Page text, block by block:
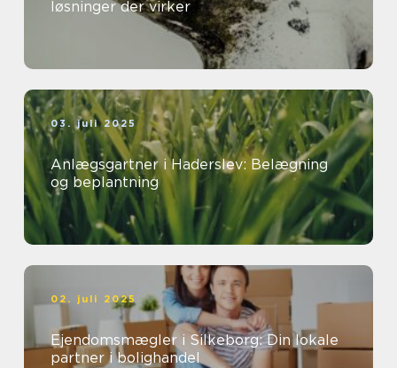
løsninger der virker
03. juli 2025
Anlægsgartner i Haderslev: Belægning
og beplantning
02. juli 2025
Ejendomsmægler i Silkeborg: Din lokale
partner i bolighandel